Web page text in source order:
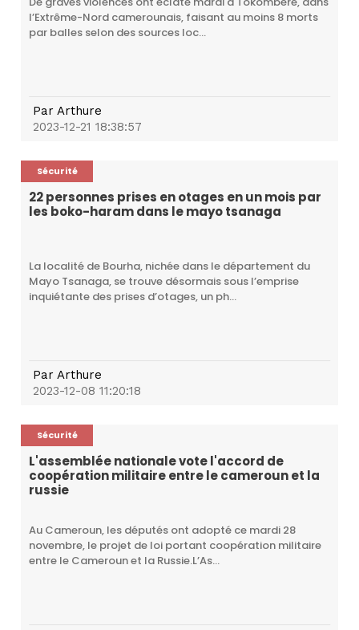
l’Extrême-Nord camerounais, faisant au moins 8 morts
par balles selon des sources loc...
ParArthure
2023-12-21 18:38:57
Sécurité
22 personnes prises en otages en un mois par
les boko-haram dans le mayo tsanaga
La localité de Bourha, nichée dans le département du
Mayo Tsanaga, se trouve désormais sous l’emprise
inquiétante des prises d’otages, un ph...
ParArthure
2023-12-08 11:20:18
Sécurité
L'assemblée nationale vote l'accord de
coopération militaire entre le cameroun et la
russie
Au Cameroun, les députés ont adopté ce mardi 28
novembre, le projet de loi portant coopération militaire
entre le Cameroun et la Russie.L’As...